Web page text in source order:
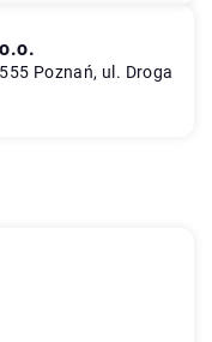
Poznań, ul. Droga